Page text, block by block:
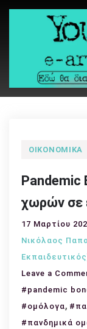
Skip
Your e-
Εδώ θα
ΟΙΚΟΝΟΜΙΚΆ
Pandemic
χωρών σε
17 Μαρτίου
Νικόλαος
Leave a
#pandemic
#ομόλογα,
#πανδημικά